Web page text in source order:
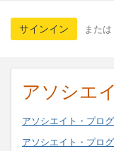
サインイン または
アソシエ
アソシエイト・プロ
アソシエイト・プロ